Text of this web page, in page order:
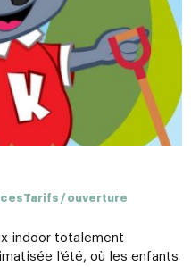
Tarifs / ouverture
indoor totalement
l’été, où les enfants